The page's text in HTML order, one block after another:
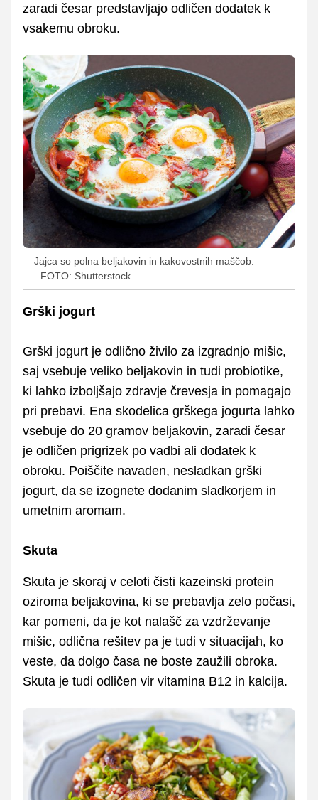
zaradi česar predstavljajo odličen dodatek k
vsakemu obroku.
Jajca so polna beljakovin in kakovostnih maščob.
FOTO: Shutterstock
Grški jogurt
Grški jogurt je odlično živilo za izgradnjo mišic,
saj vsebuje veliko beljakovin in tudi probiotike,
ki lahko izboljšajo zdravje črevesja in pomagajo
pri prebavi. Ena skodelica grškega jogurta lahko
vsebuje do 20 gramov beljakovin, zaradi česar
je odličen prigrizek po vadbi ali dodatek k
obroku. Poiščite navaden, nesladkan grški
jogurt, da se izognete dodanim sladkorjem in
umetnim aromam.
Skuta
Skuta je skoraj v celoti čisti kazeinski protein
oziroma beljakovina, ki se prebavlja zelo počasi,
kar pomeni, da je kot nalašč za vzdrževanje
mišic, odlična rešitev pa je tudi v situacijah, ko
veste, da dolgo časa ne boste zaužili obroka.
Skuta je tudi odličen vir vitamina B12 in kalcija.